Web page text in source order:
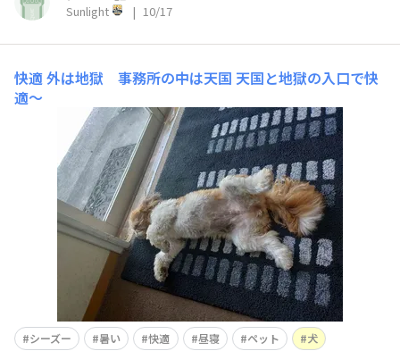
Sunlight | 10/17
快適外は地獄 事務所の中は天国 天国と地獄の入口で快
適〜
シーズー 暑い 快適 昼寝 ペット
犬